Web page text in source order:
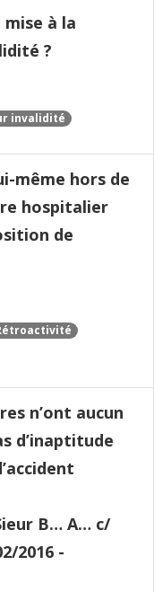
à la
?
invalidité
même hors de
hospitalier
de
n’ont aucun
d’inaptitude
B… A… c/
2016 -